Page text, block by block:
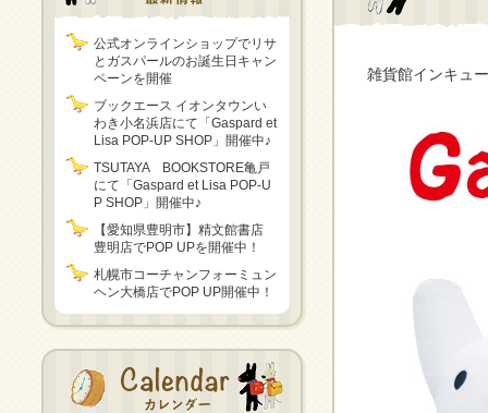
公式オンラインショップでリサ
とガスパールのお誕生日キャン
ペーンを開催
ブックエース イオンタウンい
わき小名浜店にて「Gaspard et
Lisa POP-UP SHOP」開催中♪
TSUTAYA BOOKSTORE亀戸
にて「Gaspard et Lisa POP-U
P SHOP」開催中♪
【愛知県豊明市】精文館書店
豊明店でPOP UPを開催中！
札幌市コーチャンフォーミュン
ヘン大橋店でPOP UP開催中！
雑貨館インキュ